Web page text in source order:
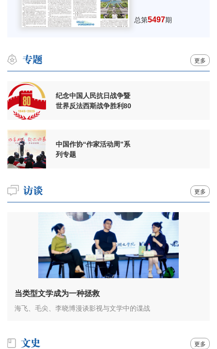
总第5497期
更多
纪念中国人民抗日战争暨
世界反法西斯战争胜利80
中国作协“作家活动周”系
列专题
更多
当类型文学成为一种拯救
海飞、毛尖、李晓博漫谈影视与文学中的谍战
更多